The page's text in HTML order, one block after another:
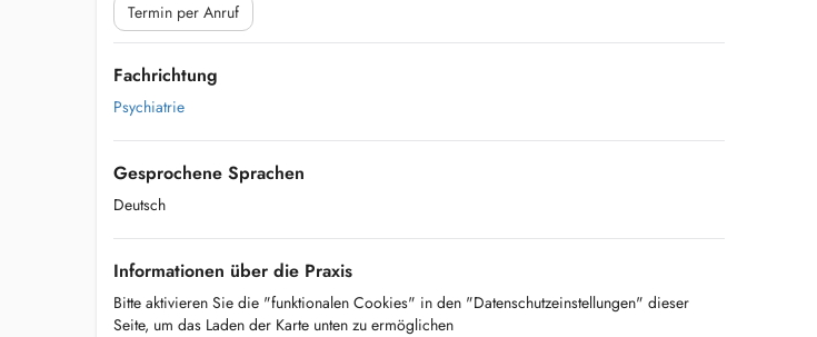
Termin per Anruf
Fachrichtung
Psychiatrie
Gesprochene Sprachen
Deutsch
Informationen über die Praxis
Bitte aktivieren Sie die "funktionalen Cookies" in den "Datenschutzeinstellungen" dieser
Seite, um das Laden der Karte unten zu ermöglichen